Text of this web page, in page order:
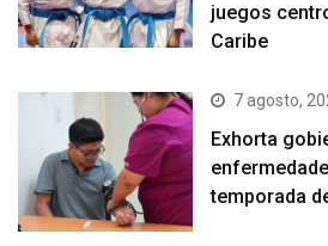
juegos
Caribe
7 agosto,
Exhorta
temporada